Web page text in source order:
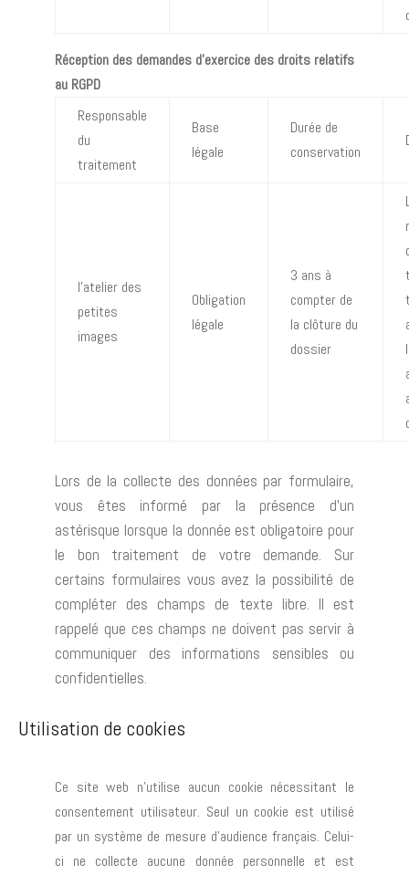
Réception des demandes d’exercice des droits relatifs
au RGPD
Responsable
du
traitement
Base
légale
Durée de
conservation
l’atelier des
petites
images
Obligation
légale
3 ans à
compter de
la clôture du
dossier
Lors de la collecte des données par formulaire,
vous êtes informé par la présence d’un
astérisque lorsque la donnée est obligatoire pour
le bon traitement de votre demande. Sur
certains formulaires vous avez la possibilité de
compléter des champs de texte libre. Il est
rappelé que ces champs ne doivent pas servir à
communiquer des informations sensibles ou
confidentielles.
Utilisation de cookies
Ce site web n’utilise aucun cookie nécessitant le
consentement utilisateur. Seul un cookie est utilisé
par un système de mesure d’audience français. Celui-
ci ne collecte aucune donnée personnelle et est